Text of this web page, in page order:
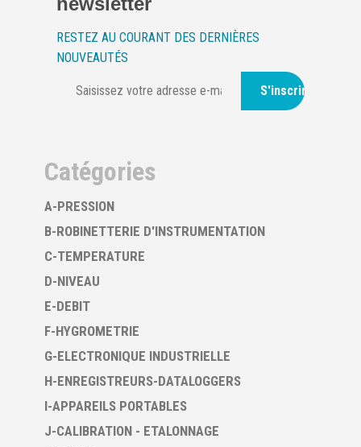
RESTEZ AU COURANT DES DERNIÈRES
NOUVEAUTÉS
S'inscrire
Catégories
A-PRESSION
B-ROBINETTERIE D'INSTRUMENTATION
C-TEMPERATURE
D-NIVEAU
E-DEBIT
F-HYGROMETRIE
G-ELECTRONIQUE INDUSTRIELLE
H-ENREGISTREURS-DATALOGGERS
I-APPAREILS PORTABLES
J-CALIBRATION - ETALONNAGE